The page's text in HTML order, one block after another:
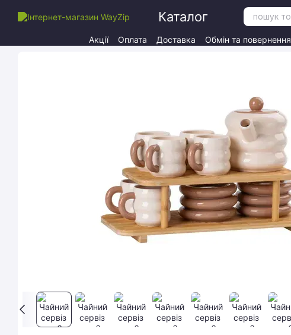
Каталог
Акції Оплата Доставка Обмін та повернення